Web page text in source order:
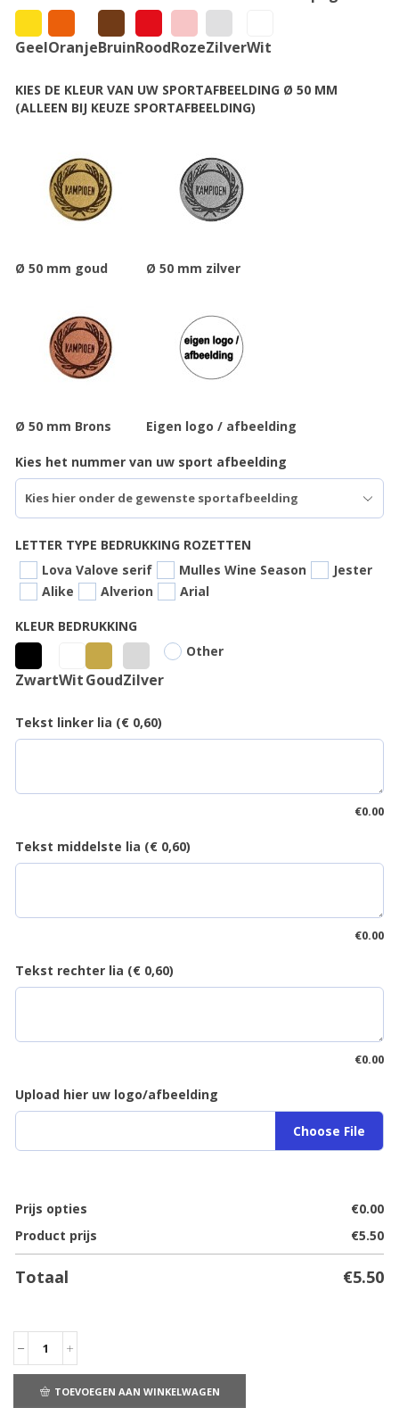
GeelOranjeBruinRoodRozeZilverWit
KIES DE KLEUR VAN UW SPORTAFBEELDING Ø 50 MM
(ALLEEN BIJ KEUZE SPORTAFBEELDING)
Ø 50 mm goud Ø 50 mm zilver
Ø 50 mm Brons Eigen logo / afbeelding
Kies het nummer van uw sport afbeelding
LETTER TYPE BEDRUKKING ROZETTEN
Lova Valove serif
Mulles Wine Season
Jester
Alike
Alverion Arial
KLEUR BEDRUKKING
ZwartWitGoudZilver
Other
Tekst linker lia (€ 0,60)
€0.00
Tekst middelste lia (€ 0,60)
€0.00
Tekst rechter lia (€ 0,60)
€0.00
Upload hier uw logo/afbeelding
Choose File
Prijs opties €0.00
Product prijs
€5.50
Totaal €5.50
TOEVOEGEN AAN WINKELWAGEN